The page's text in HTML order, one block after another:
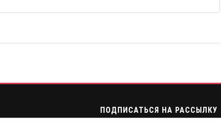
ПОДПИСАТЬСЯ НА РАССЫЛКУ